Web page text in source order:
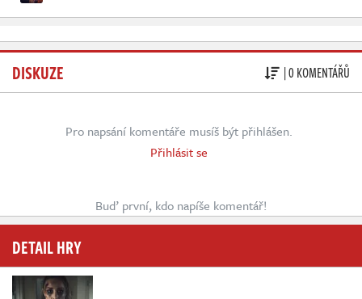
DISKUZE | 0 KOMENTÁŘŮ
Pro napsání komentáře musíš být přihlášen.
Přihlásit se
Buď první, kdo napíše komentář!
DETAIL HRY